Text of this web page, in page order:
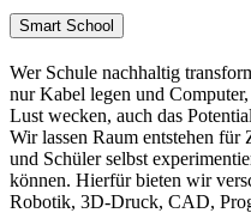
Smart School
Wer Schule nachhaltig
nur Kabel legen und
Lust wecken, auch das
Wir lassen Raum entstehen
und Schüler selbst
können. Hierfür bieten wir
Robotik, 3D-Druck, CAD,